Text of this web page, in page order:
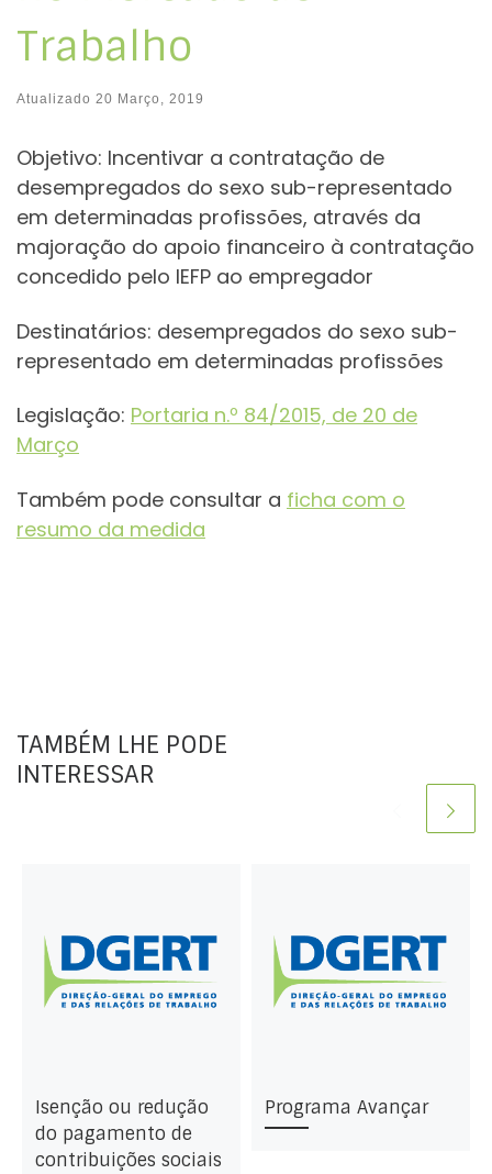
Trabalho
Atualizado 20 Março, 2019
Objetivo: Incentivar a contratação de
desempregados do sexo sub-representado
em determinadas profissões, através da
majoração do apoio financeiro à contratação
concedido pelo IEFP ao empregador
Destinatários: desempregados do sexo sub-
representado em determinadas profissões
Legislação: Portaria n.º 84/2015, de 20 de
Março
Também pode consultar a ficha com o
resumo da medida
TAMBÉM LHE PODE
INTERESSAR
Isenção ou redução
do pagamento de
contribuições sociais
Programa Avançar